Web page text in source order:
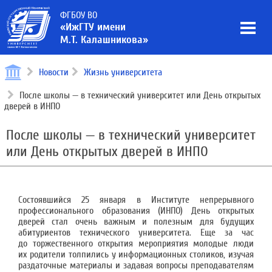
ФГБОУ ВО
«ИжГТУ имени
М.Т. Калашникова»
Новости Жизнь университета
После школы — в технический университет или День открытых
дверей в ИНПО
После школы — в технический университет
или День открытых дверей в ИНПО
Состоявшийся 25 января в Институте непрерывного
профессионального образования (ИНПО) День открытых
дверей стал очень важным и полезным для будущих
абитуриентов технического университета. Еще за час
до торжественного открытия мероприятия молодые люди
их родители толпились у информационных столиков, изучая
раздаточные материалы и задавая вопросы преподавателям